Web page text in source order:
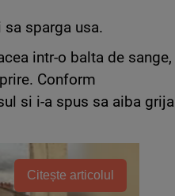
sparga usa.
intr-o balta de sange,
Conform
si i-a spus sa aiba grija
Citește articolul